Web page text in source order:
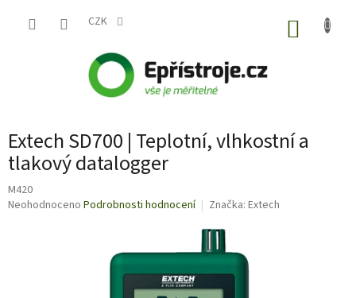
CZK
Extech SD700 | Teplotní, vlhkostní a
tlakový datalogger
M420
Průměrné
Neohodnoceno Podrobnosti hodnocení Značka: Extech